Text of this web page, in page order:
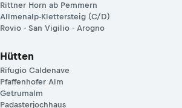
Rittner Horn ab Pemmern
Allmenalp-Klettersteig (C/D)
Rovio - San Vigilio - Arogno
Hütten
Rifugio Caldenave
Pfaffenhofer Alm
Getrumalm
Padasterjochhaus